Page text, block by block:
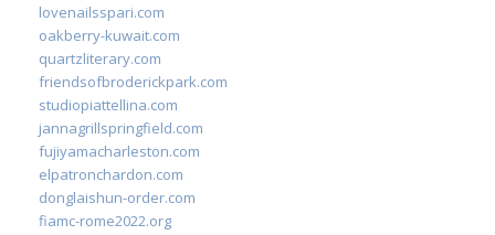
lovenailsspari.com
oakberry-kuwait.com
quartzliterary.com
friendsofbroderickpark.com
studiopiattellina.com
jannagrillspringfield.com
fujiyamacharleston.com
elpatronchardon.com
donglaishun-order.com
fiamc-rome2022.org